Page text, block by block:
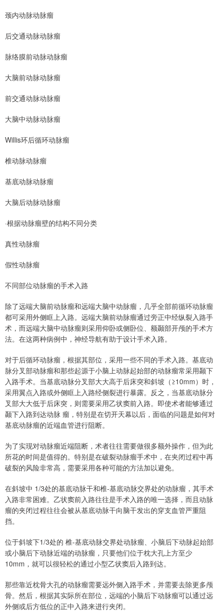
颈内动脉动脉瘤
后交通动脉动脉瘤
脉络膜前动脉动脉瘤
大脑前动脉动脉瘤
前交通动脉动脉瘤
大脑中动脉动脉瘤
Willis环后循环动脉瘤
椎动脉动脉瘤
基底动脉动脉瘤
大脑后动脉动脉瘤
·根据动脉瘤壁的结构不同分类
真性动脉瘤
假性动脉瘤
不同部位动脉瘤的⼿术⼊路
除了远端⼤脑前动脉瘤和远端⼤脑中动脉瘤，⼏乎全部前循环动脉瘤
都可采⽤外侧眶上⼊路。远端⼤脑前动脉瘤通过旁正中经纵裂⼊路⼿
术，⽽远端⼤脑中动脉瘤则采⽤仰卧或侧卧位、额颞部开颅的⼿术⽅
法。在这两种病例中，神经导航有助于设计⼿术⼊路。
对于后循环动脉瘤，根据其部位，采⽤⼀些不同的⼿术⼊路。基底动
脉分叉部动脉瘤和那些起源于⼩脑上动脉起始部的动脉瘤常采⽤颞下
⼊路⼿术。当基底动脉分叉部大大⾼于后床突和斜坡（≥10mm）时，
采⽤翼点入路或外侧眶上⼊路经侧裂进⾏暴露。反之，当基底动脉分
叉部⼤⼤低于后床突，则需要采⽤⼄状窦前⼊路。即使术者能够通过
颞下⼊路到达动脉 瘤，特别是在切开天幕以后，⾯临的问题是如何对
基底动脉瘤的近端⾎管进⾏阻断。
为了实现对动脉瘤近端阻断，术者往往需要做很多额外操作，但为此
所花的时间是值得的。特别是在破裂动脉瘤⼿术中，在夹闭过程中再
破裂的风险⾮常⾼，需要采⽤各种可能的⽅法加以避免。
在斜坡中 1/3处的基底动脉⼲和椎-基底动脉交界处的动脉瘤，其⼿术
⼊路⾮常困难。⼄状窦前⼊路往往是⼿术⼊路的唯⼀选择，⽽且动脉
瘤的夹闭过程往往会被从基底动脉⼲向脑⼲发出的穿⽀⾎管严重阻
挡。
位于斜坡下1/3处的 椎-基底动脉交界处动脉瘤、⼩脑后下动脉起始部
或⼩脑后下动脉近端的动脉瘤，只要他们位于枕⼤孔上⽅⾄少
10mm，就可以很轻松的通过⼩型⼄状窦后⼊路到达。
那些靠近枕⾻⼤孔的动脉瘤需要远外侧⼊路⼿术，并需要去除更多颅
⾻。然后，根据其实际所在部位，远端的⼩脑后下动脉瘤可以通过远
外侧或后⽅低位的正中⼊路来进⾏夹闭。